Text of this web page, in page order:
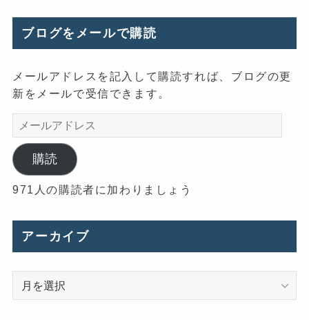
ブログをメールで購読
メールアドレスを記入して購読すれば、ブログの更
新をメールで受信できます。
メ
ー
ル
ア
ド
ス
購読
971人の購読者に加わりましょう
アーカイブ